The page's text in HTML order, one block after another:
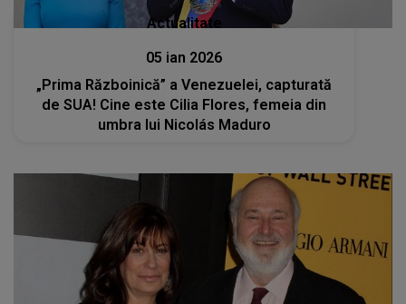
Actualitate
05 ian 2026
„Prima Războinică” a Venezuelei, capturată
de SUA! Cine este Cilia Flores, femeia din
umbra lui Nicolás Maduro